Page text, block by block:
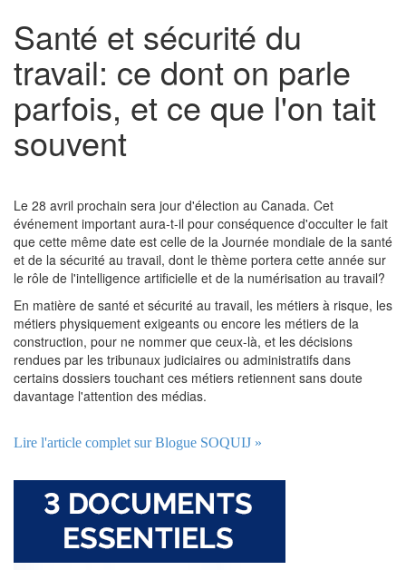
Santé et sécurité du
travail: ce dont on parle
parfois, et ce que l'on tait
souvent
Le 28 avril prochain sera jour d'élection au Canada. Cet
événement important aura-t-il pour conséquence d'occulter le fait
que cette même date est celle de la Journée mondiale de la santé
et de la sécurité au travail, dont le thème portera cette année sur
le rôle de l'intelligence artificielle et de la numérisation au travail?
En matière de santé et sécurité au travail, les métiers à risque, les
métiers physiquement exigeants ou encore les métiers de la
construction, pour ne nommer que ceux-là, et les décisions
rendues par les tribunaux judiciaires ou administratifs dans
certains dossiers touchant ces métiers retiennent sans doute
davantage l'attention des médias.
Lire l'article complet sur Blogue SOQUIJ »